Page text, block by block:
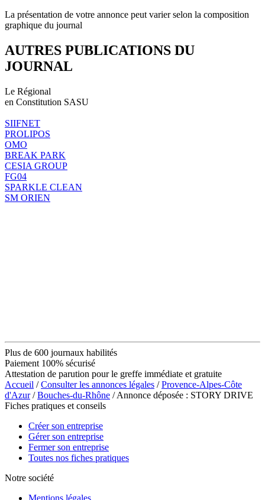
La présentation de votre annonce peut varier selon la composition
graphique du journal
AUTRES PUBLICATIONS DU
JOURNAL
Le Régional
en Constitution SASU
SIIFNET
PROLIPOS
OMO
BREAK PARK
CESIA GROUP
FG04
SPARKLE CLEAN
SM ORIEN
Plus de 600 journaux habilités
Paiement 100% sécurisé
Attestation de parution pour le greffe immédiate et gratuite
Accueil /Consulter les annonces légales /Provence-Alpes-Côte
d'Azur/Bouches-du-Rhône / Annonce déposée : STORY DRIVE
Fiches pratiques et conseils
Créer son entreprise
Gérer son entreprise
Fermer son entreprise
Toutes nos fiches pratiques
Notre société
Mentions légales